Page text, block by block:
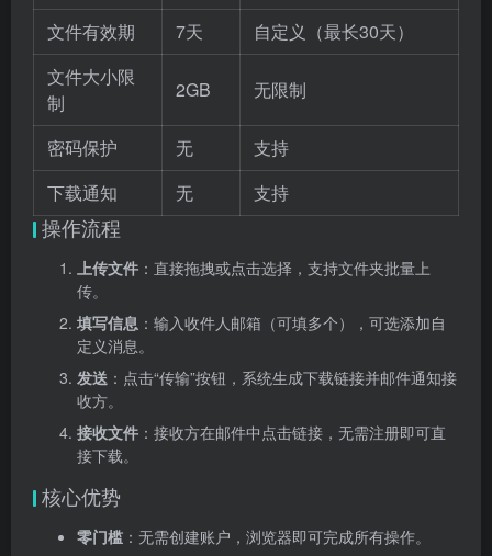
文件有效期 7天
自定义（最长30天）
文件大小限
制
2GB 无限制
密码保护 无
支持
下载通知
无 支持
操作流程
上传文件 ：直接拖拽或点击选择，支持文件夹批量上
传。
填写信息 ：输入收件人邮箱（可填多个），可选添加自
定义消息。
发送 ：点击“传输”按钮，系统生成下载链接并邮件通知接
收方。
接收文件 ：接收方在邮件中点击链接，无需注册即可直
接下载。
核心优势
零门槛 ：无需创建账户，浏览器即可完成所有操作。